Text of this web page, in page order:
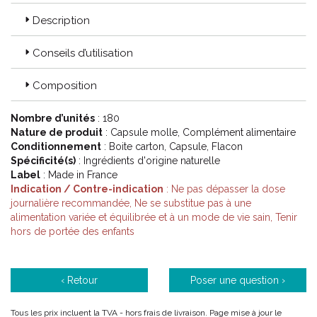
Description
Conseils d’utilisation
Composition
Nombre d’unités : 180
Nature de produit : Capsule molle, Complément alimentaire
Conditionnement : Boite carton, Capsule, Flacon
Spécificité(s) : Ingrédients d'origine naturelle
Label : Made in France
Indication / Contre-indication : Ne pas dépasser la dose
journalière recommandée, Ne se substitue pas à une
alimentation variée et équilibrée et à un mode de vie sain, Tenir
hors de portée des enfants
‹ Retour Poser une question ›
Tous les prix incluent la TVA - hors frais de livraison. Page mise à jour le